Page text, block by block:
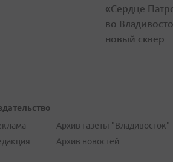
«Сердце
во
новый сквер
Архив газеты "Владивосток"
Архив новостей